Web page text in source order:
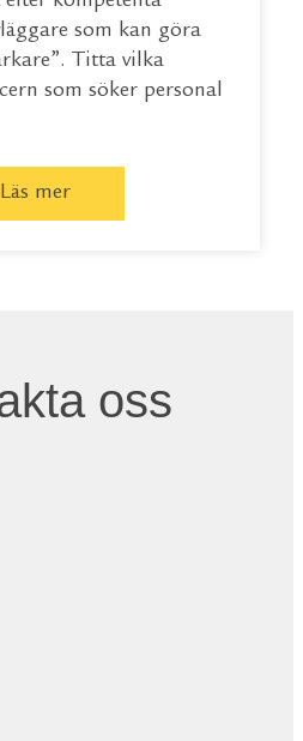
som kan göra
Titta vilka
som söker personal
Läs mer
oss